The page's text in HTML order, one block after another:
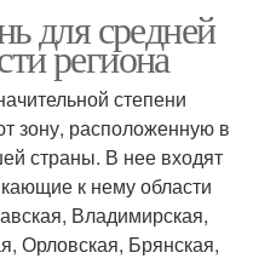
для средней
региона
степени
зону, расположенную в
страны. В нее входят
к нему области
Владимирская,
Орловская, Брянская,